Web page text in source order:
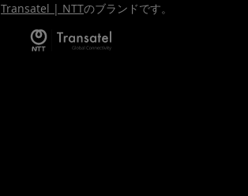
Transatel | NTTのブランドです。